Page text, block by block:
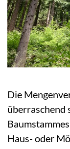
Die
überraschend
Haus- oder